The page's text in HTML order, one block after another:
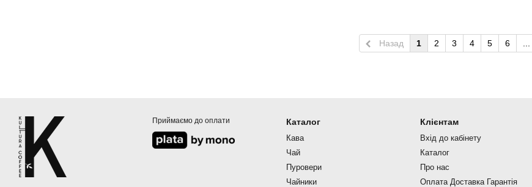
Назад 1 2 3 4 5 6
Приймаємо до оплати Каталог
Кава
Чай
Пуровери
Чайники
Клієнтам
Вхід до кабінету
Каталог
Про нас
Оплата Доставка Гарантія